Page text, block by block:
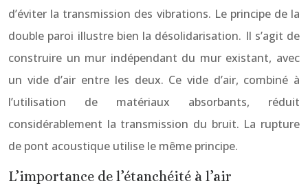
d’éviter la transmission des vibrations. Le principe de la
double paroi illustre bien la désolidarisation. Il s’agit de
construire un mur indépendant du mur existant, avec
un vide d’air entre les deux. Ce vide d’air, combiné à
l’utilisation de matériaux absorbants, réduit
considérablement la transmission du bruit. La rupture
de pont acoustique utilise le même principe.
L’importance de l’étanchéité à l’air